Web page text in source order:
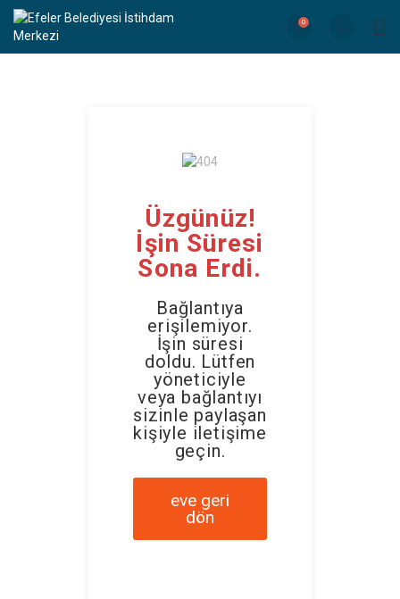
0
Üzgünüz!
İşin Süresi
Sona Erdi.
Bağlantıya
erişilemiyor.
İşin süresi
doldu. Lütfen
yöneticiyle
veya bağlantıyı
sizinle paylaşan
kişiyle iletişime
geçin.
eve geri
dön